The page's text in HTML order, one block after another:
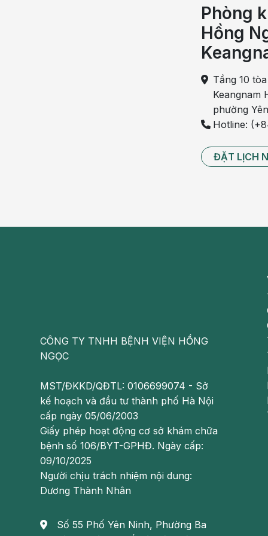
Chỉ số cao hơn mức giới hạn trung bình từ 2 đến
viêm gan do uống quá nhiều rượu bia.
Trường hợp tế bào gan bị hoại tử như viêm gan do
do hóa chất, thuốc độc thì AST sẽ tăng cao.
Dựa vào kết quả chỉ số AST
Nguyên nhân khiến chỉ số AST tăng cao
- Viêm gan siêu vi: Bao gồm viên gan A, B, C
- Viêm gan tự miễn: Các tế bào gan bị chính hệ
Phòng
Hồng
Tầng 10
Keangnam
phường
Hotline:
ĐẶT LỊCH
CÔNG TY TNHH BỆNH VIỆN HỒNG
NGỌC
MST/ĐKKD/QĐTL: 0106699074 - Sở
kế hoạch và đầu tư thành phố Hà Nội
cấp ngày 05/06/2003
Giấy phép hoạt động cơ sở khám chữa
bệnh số 106/BYT-GPHĐ. Ngày cấp:
09/10/2025
Người chịu trách nhiệm nội dung:
Dương Thành Nhân
Số 55 Phố Yên Ninh, Phường Ba